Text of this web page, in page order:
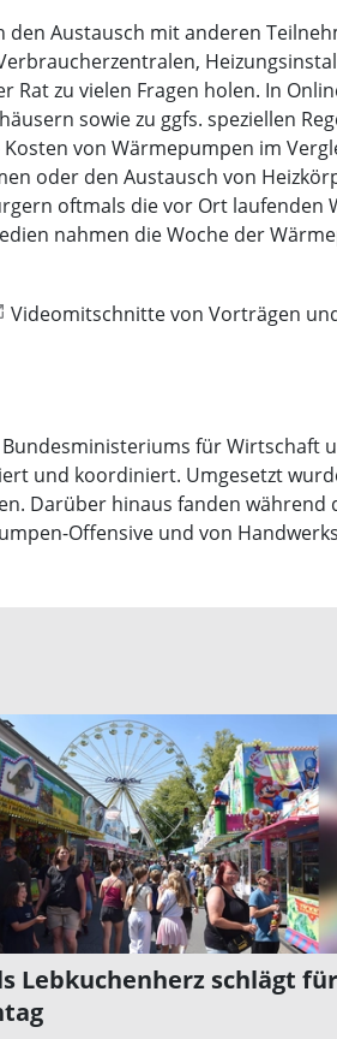
Austausch mit anderen
zu vielen Fragen holen. In
sowie zu ggfs. speziellen
von Wärmepumpen im
oder den Austausch von
oftmals die vor Ort laufenden
nahmen die Woche der
Videomitschnitte von Vorträgen
für Wirtschaft
und koordiniert. Umgesetzt
Darüber hinaus fanden
Offensive und von
Lebkuchenherz schlägt für